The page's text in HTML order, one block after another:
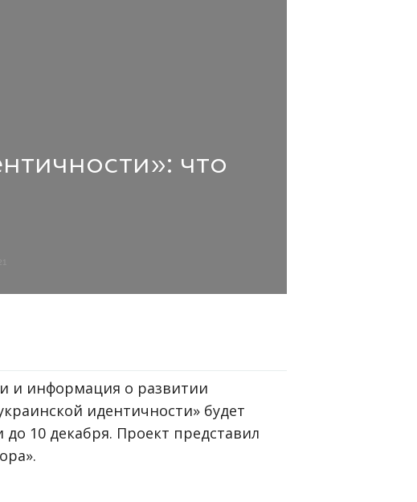
что
и информация о развитии
идентичности» будет
10 декабря. Проект представил